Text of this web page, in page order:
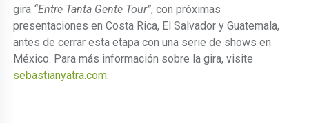
gira “Entre Tanta Gente Tour”, con próximas
presentaciones en Costa Rica, El Salvador y Guatemala,
antes de cerrar esta etapa con una serie de shows en
México. Para más información sobre la gira, visite
sebastianyatra.com.